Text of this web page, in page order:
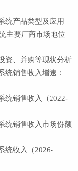
统产品类型及应用
主要厂商市场地位
资、并购等现状分析
统销售收入增速：
统销售收入（2022-
统销售收入市场份额
统收入（2026-